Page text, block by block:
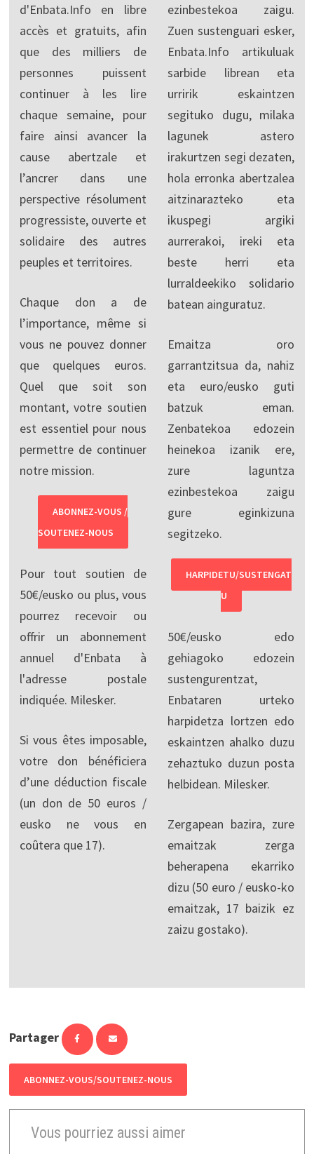
d'Enbata.Info en libre
accès et gratuits, afin
que des milliers de
personnes puissent
continuer à les lire
chaque semaine, pour
faire ainsi avancer la
cause abertzale et
l’ancrer dans une
perspective résolument
progressiste, ouverte et
solidaire des autres
peuples et territoires.
Chaque don a de
l’importance, même si
vous ne pouvez donner
que quelques euros.
Quel que soit son
montant, votre soutien
est essentiel pour nous
permettre de continuer
notre mission.
ABONNEZ-VOUS /
SOUTENEZ-NOUS
Pour tout soutien de
50€/eusko ou plus, vous
pourrez recevoir ou
offrir un abonnement
annuel d'Enbata à
l'adresse postale
indiquée. Milesker.
Si vous êtes imposable,
votre don bénéficiera
d’une déduction fiscale
(un don de 50 euros /
eusko ne vous en
coûtera que 17).
ezinbestekoa zaigu.
Zuen sustenguari esker,
Enbata.Info artikuluak
sarbide librean eta
urririk eskaintzen
segituko dugu, milaka
lagunek astero
irakurtzen segi dezaten,
hola erronka abertzalea
aitzinarazteko eta
ikuspegi argiki
aurrerakoi, ireki eta
beste herri eta
lurraldeekiko solidario
batean ainguratuz.
Emaitza oro
garrantzitsua da, nahiz
eta euro/eusko guti
batzuk eman.
Zenbatekoa edozein
heinekoa izanik ere,
zure laguntza
ezinbestekoa zaigu
gure eginkizuna
segitzeko.
HARPIDETU/SUSTENGAT
U
50€/eusko edo
gehiagoko edozein
sustengurentzat,
Enbataren urteko
harpidetza lortzen edo
eskaintzen ahalko duzu
zehaztuko duzun posta
helbidean. Milesker.
Zergapean bazira, zure
emaitzak zerga
beherapena ekarriko
dizu (50 euro / eusko-ko
emaitzak, 17 baizik ez
zaizu gostako).
Partager
ABONNEZ-VOUS/SOUTENEZ-NOUS
Vous pourriez aussi aimer